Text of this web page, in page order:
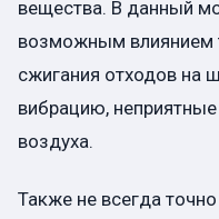
вещества. В данный
возможным влиянием
сжигания отходов на
вибрацию, неприятные
воздуха.
Также не всегда